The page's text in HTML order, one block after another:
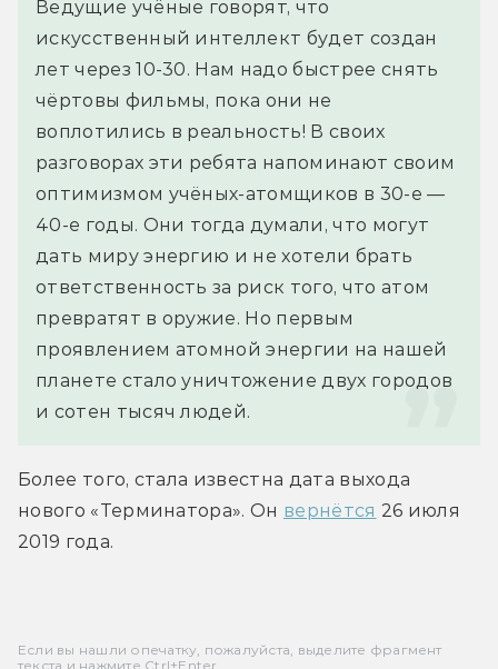
Ведущие учёные говорят, что
искусственный интеллект будет создан
лет через 10-30. Нам надо быстрее снять
чёртовы фильмы, пока они не
воплотились в реальность! В своих
разговорах эти ребята напоминают своим
оптимизмом учёных-атомщиков в 30-е —
40-е годы. Они тогда думали, что могут
дать миру энергию и не хотели брать
ответственность за риск того, что атом
превратят в оружие. Но первым
проявлением атомной энергии на нашей
планете стало уничтожение двух городов
и сотен тысяч людей.
Более того, стала известна дата выхода
нового «Терминатора». Он вернётся 26 июля
2019 года.
Если вы нашли опечатку, пожалуйста, выделите фрагмент
текста и нажмите Ctrl+Enter.